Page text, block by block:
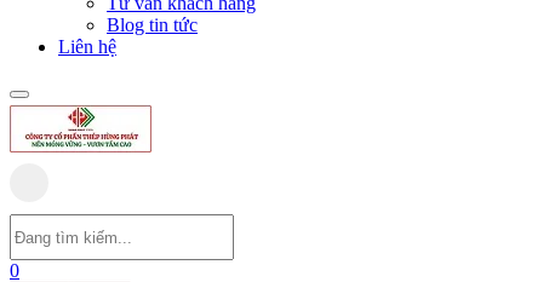
Blog tin tức
Liên hệ
0